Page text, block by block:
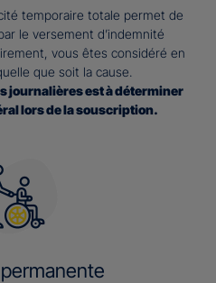
temporaire totale permet de
le versement d’indemnité
vous êtes considéré en
que soit la cause.
journalières est à déterminer
lors de la souscription.